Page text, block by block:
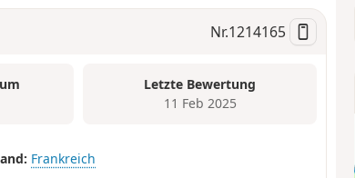
Nr.1214165
Letzte Bewertung
11 Feb 2025
Frankreich